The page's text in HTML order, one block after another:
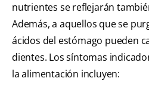
nutrientes se reflejarán
Además, a aquellos que se
ácidos del estómago pueden
dientes. Los síntomas
la alimentación incluyen: